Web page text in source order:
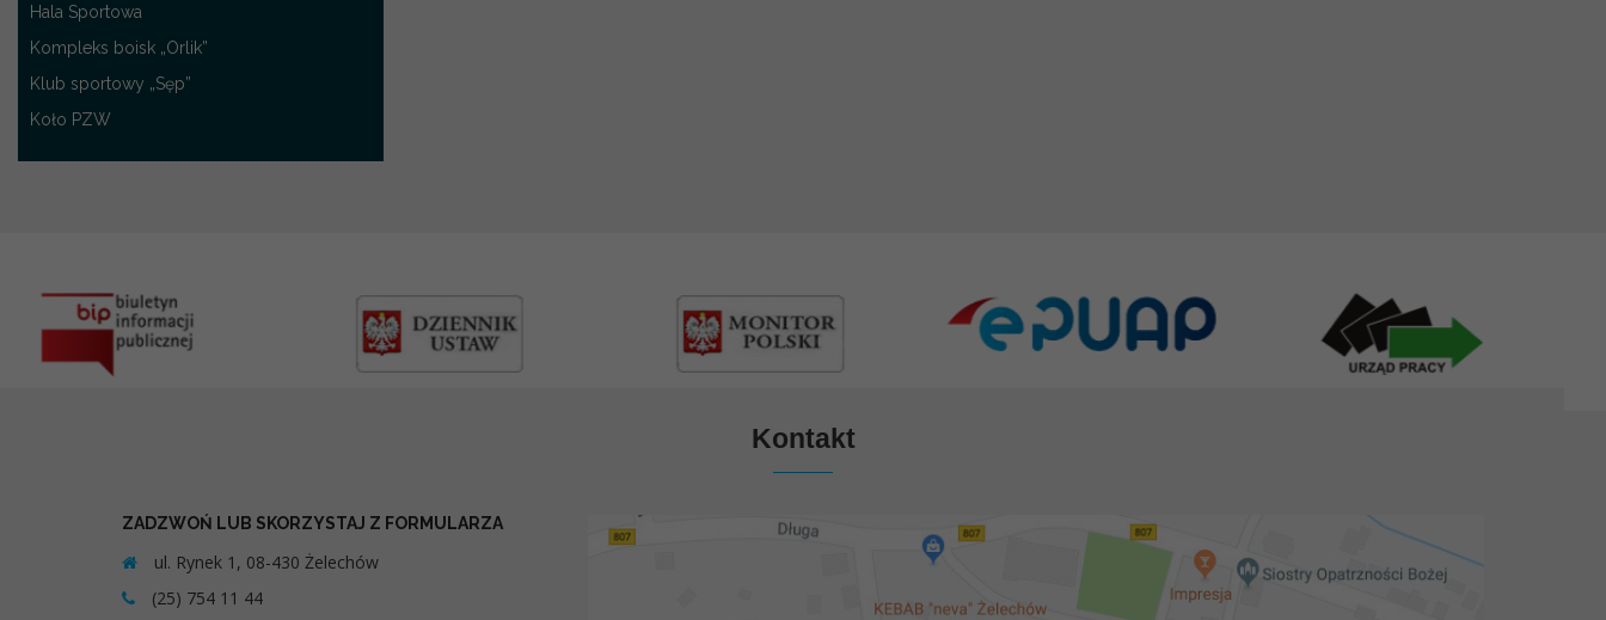
Hala Sportowa
Kompleks boisk „Orlik”
Klub sportowy „Sęp”
Koło PZW
Kontakt
ZADZWOŃ LUB SKORZYSTAJ Z FORMULARZA
ul. Rynek 1, 08-430 Żelechów
(25) 754 11 44